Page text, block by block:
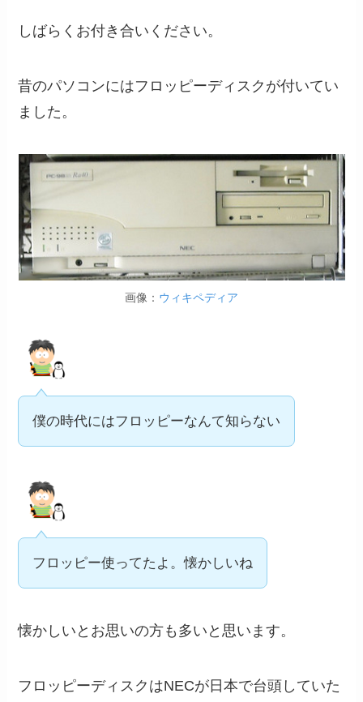
しばらくお付き合いください。
昔のパソコンにはフロッピーディスクが付いてい
ました。
画像： ウィキペディア
僕の時代にはフロッピーなんて知らない
フロッピー使ってたよ。懐かしいね
懐かしいとお思いの方も多いと思います。
フロッピーディスクはNECが日本で台頭していた